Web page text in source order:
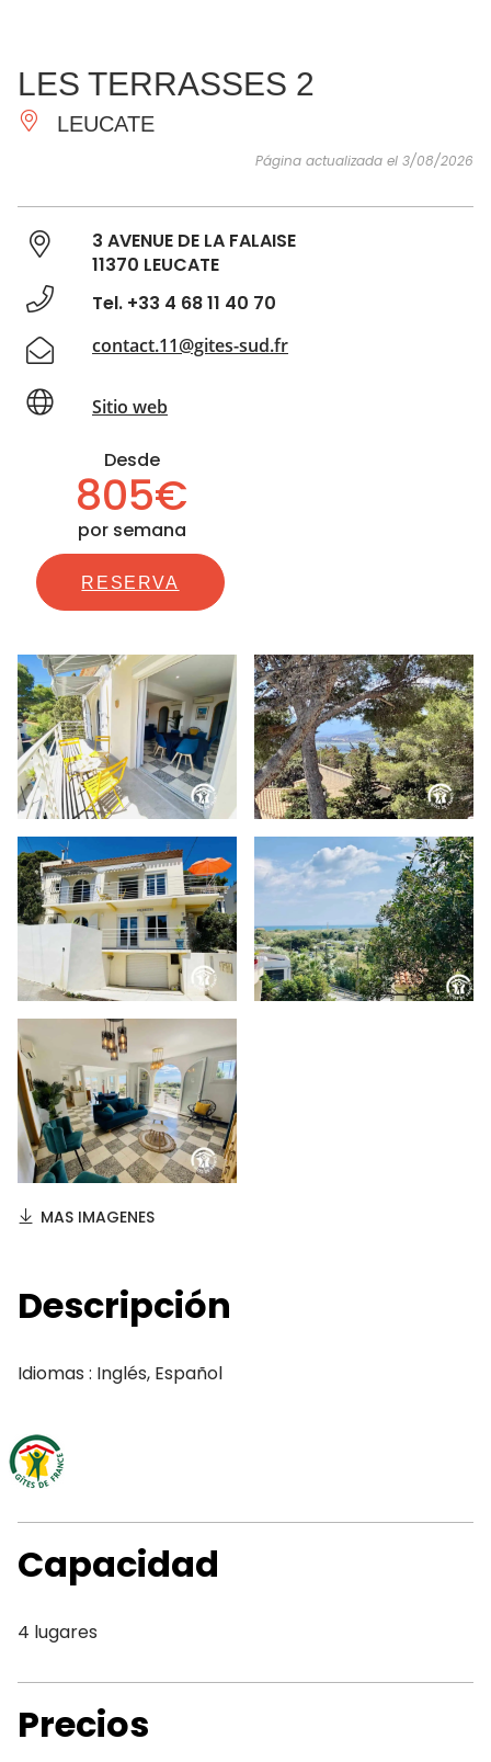
IMPRESCINDIBLES
HACER
INSPIRACIONES
LES TERRASSES 2
LEUCATE
Página actualizada el 3/08/2026
3 AVENUE DE LA FALAISE
11370 LEUCATE
Tel. +33 4 68 11 40 70
contact.11@gites-sud.fr
Sitio web
Desde
805€
por semana
RESERVA
MAS IMAGENES
Descripción
Idiomas : Inglés, Español
Capacidad
4 lugares
Precios